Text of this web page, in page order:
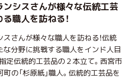
シスさんが様々な伝統工芸
職人を訪ねる！
さんが様々な職人を訪ねる！伝統
分野に挑戦する職人をインド人目
定伝統的工芸品の２本立て。西宮市
の「杉原紙」職人。伝統的工芸品を